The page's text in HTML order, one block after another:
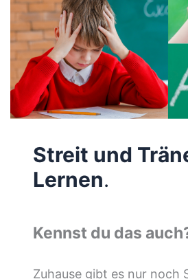
Streit und
Lernen.
Kennst du das
Zuhause gibt es nur noch